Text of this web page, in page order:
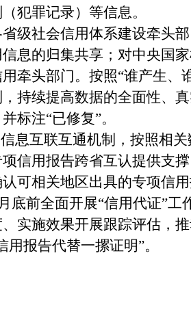
犯罪记录）等信息。
社会信用体系建设牵头部
息的归集共享；对中央国
牵头部门。按照“谁产生、
持续提高数据的全面性、真
标注“已修复”。
互联互通机制，按照相关
信用报告跨省互认提供支
可相关地区出具的专项信
底前全面开展“信用代证”工
实施效果开展跟踪评估，
报告代替一摞证明”。